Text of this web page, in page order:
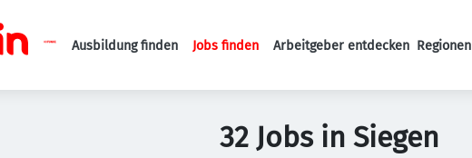
Haupt-Navigation
Ausbildung finden Jobs finden Arbeitgeber entdecken Regionen
32 Jobs in Siegen